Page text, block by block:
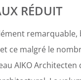
RÉDUIT
ce malgré le
AIKO